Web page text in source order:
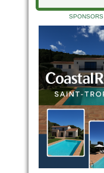
SPONSORS